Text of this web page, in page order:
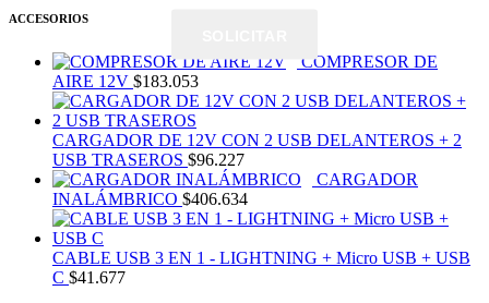
ACCESORIOS
COMPRESOR DE
AIRE 12V $183.053
CARGADOR DE 12V CON 2 USB DELANTEROS + 2
USB TRASEROS $96.227
CARGADOR
INALÁMBRICO $406.634
CABLE USB 3 EN 1 - LIGHTNING + Micro USB + USB
C $41.677